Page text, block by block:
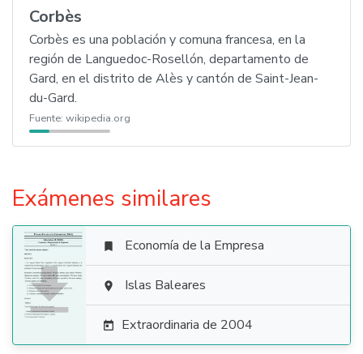
Corbès
Corbès es una población y comuna francesa, en la
región de Languedoc-Rosellón, departamento de
Gard, en el distrito de Alès y cantón de Saint-Jean-
du-Gard.
Fuente: wikipedia.org
Exámenes similares

 Economía de la Empresa
 Islas Baleares
 Extraordinaria de 2004